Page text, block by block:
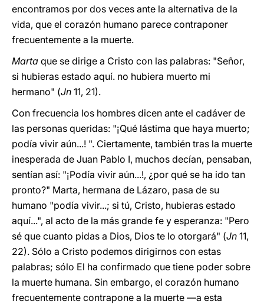
encontramos por dos veces ante la alternativa de la
vida, que el corazón humano parece contraponer
frecuentemente a la muerte.
Marta que se dirige a Cristo con las palabras: "Señor,
si hubieras estado aquí. no hubiera muerto mi
hermano" (Jn 11, 21).
Con frecuencia los hombres dicen ante el cadáver de
las personas queridas: "¡Qué lástima que haya muerto;
podía vivir aún...! ". Ciertamente, también tras la muerte
inesperada de Juan Pablo I, muchos decían, pensaban,
sentían así: "¡Podía vivir aún...!, ¿por qué se ha ido tan
pronto?" Marta, hermana de Lázaro, pasa de su
humano "podía vivir...; si tú, Cristo, hubieras estado
aquí...", al acto de la más grande fe y esperanza: "Pero
sé que cuanto pidas a Dios, Dios te lo otorgará" (Jn 11,
22). Sólo a Cristo podemos dirigirnos con estas
palabras; sólo El ha confirmado que tiene poder sobre
la muerte humana. Sin embargo, el corazón humano
frecuentemente contrapone a la muerte —a esta